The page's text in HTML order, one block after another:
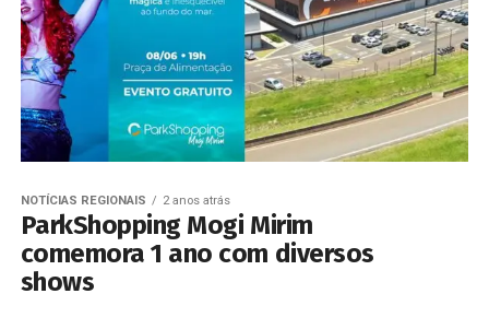
NOTÍCIAS REGIONAIS 2 anos atrás
ParkShopping Mogi Mirim
comemora 1 ano com diversos
shows